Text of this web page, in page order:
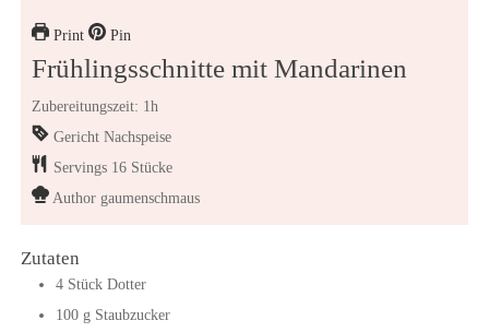
Print Pin
Frühlingsschnitte mit Mandarinen
Zubereitungszeit: 1h
Gericht Nachspeise
Servings 16 Stücke
Author gaumenschmaus
Zutaten
4 Stück Dotter
100 g Staubzucker